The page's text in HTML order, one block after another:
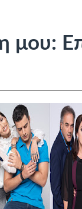
μου: